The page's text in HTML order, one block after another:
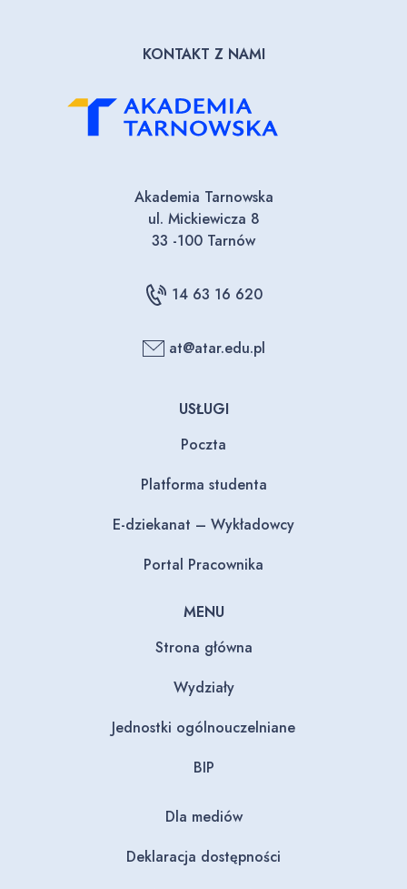
KONTAKT Z NAMI
Akademia Tarnowska
ul. Mickiewicza 8
33 -100 Tarnów
14 63 16 620
at@atar.edu.pl
USŁUGI
Poczta
Platforma studenta
E-dziekanat – Wykładowcy
Portal Pracownika
MENU
Strona główna
Wydziały
Jednostki ogólnouczelniane
BIP
Dla mediów
Deklaracja dostępności